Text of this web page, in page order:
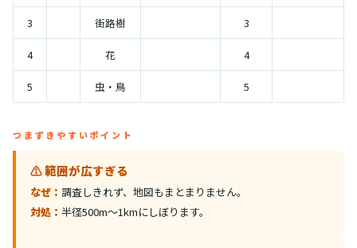
3 街路樹 3
4 花 4
5 虫・鳥 5
つまずきやすいポイント
⚠️ 範囲が広すぎる
なぜ： 調査しきれず、地図もまとまりません。
対処： 半径500m〜1kmにしぼります。